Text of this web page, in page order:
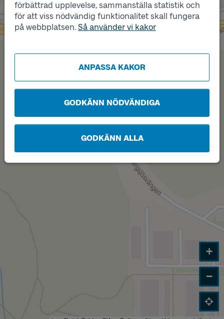
förbättrad upplevelse, sammanställa statistik och
för att viss nödvändig funktionalitet skall fungera
på webbplatsen. Så använder vi kakor
ANPASSA KAKOR
GODKÄNN NÖDVÄNDIGA
GODKÄNN ALLA
Läge
A
Läge
B
+
−